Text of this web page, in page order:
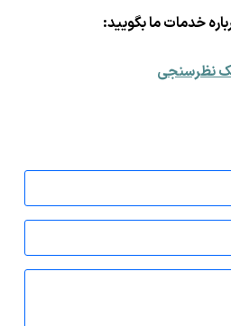
خدمات ما بگویید:
نظرسنجی